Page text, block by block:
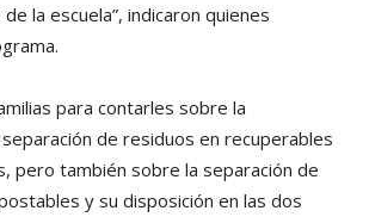
la escuela”, indicaron quienes
para contarles sobre la
de residuos en recuperables
pero también sobre la separación de
y su disposición en las dos